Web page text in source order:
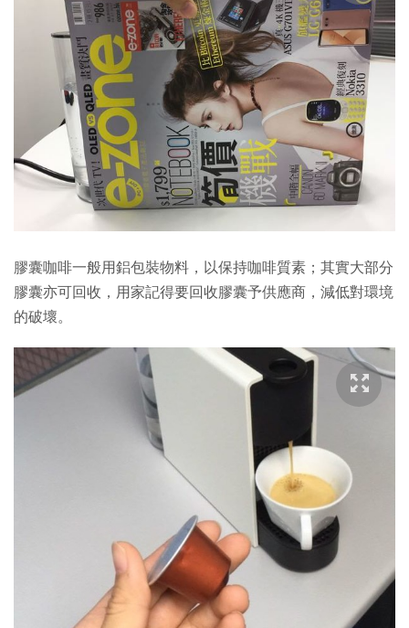
膠囊咖啡一般用鋁包裝物料，以保持咖啡質素；其實大部分
膠囊亦可回收，用家記得要回收膠囊予供應商，減低對環境
的破壞。